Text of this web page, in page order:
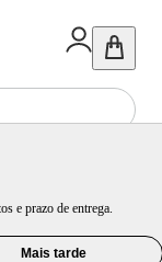
e prazo de entrega.
Mais tarde